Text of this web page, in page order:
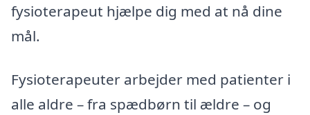
fysioterapeut hjælpe dig med at nå dine
mål.
Fysioterapeuter arbejder med patienter i
alle aldre – fra spædbørn til ældre – og